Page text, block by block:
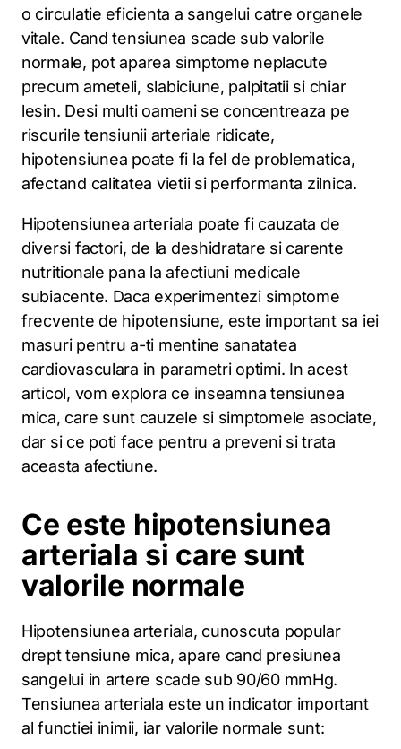
o circulatie eficienta a sangelui catre organele
vitale. Cand tensiunea scade sub valorile
normale, pot aparea simptome neplacute
precum ameteli, slabiciune, palpitatii si chiar
lesin. Desi multi oameni se concentreaza pe
riscurile tensiunii arteriale ridicate,
hipotensiunea poate fi la fel de problematica,
afectand calitatea vietii si performanta zilnica.
Hipotensiunea arteriala poate fi cauzata de
diversi factori, de la deshidratare si carente
nutritionale pana la afectiuni medicale
subiacente. Daca experimentezi simptome
frecvente de hipotensiune, este important sa iei
masuri pentru a-ti mentine sanatatea
cardiovasculara in parametri optimi. In acest
articol, vom explora ce inseamna tensiunea
mica, care sunt cauzele si simptomele asociate,
dar si ce poti face pentru a preveni si trata
aceasta afectiune.
Ce este hipotensiunea
arteriala si care sunt
valorile normale
Hipotensiunea arteriala, cunoscuta popular
drept tensiune mica, apare cand presiunea
sangelui in artere scade sub 90/60 mmHg.
Tensiunea arteriala este un indicator important
al functiei inimii, iar valorile normale sunt: